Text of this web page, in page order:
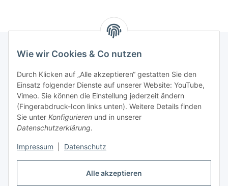
Alle akzeptieren
Wie wir Cookies & Co nutzen
Durch Klicken auf „Alle akzeptieren“ gestatten Sie den
Einsatz folgender Dienste auf unserer Website: YouTube,
Vimeo. Sie können die Einstellung jederzeit ändern
(Fingerabdruck-Icon links unten). Weitere Details finden
Sie unter Konfigurieren und in unserer
Datenschutzerklärung.
Impressum Datenschutz
Informationen
036204. 803903
Achtung!!!
16:00 – 19:00 Uhr